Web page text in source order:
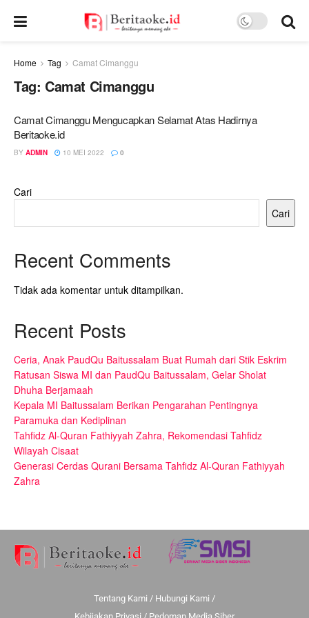
Home Tag Camat Cimanggu
Tag: Camat Cimanggu
Camat Cimanggu Mengucapkan Selamat Atas Hadirnya
Beritaoke.id
BY ADMIN 10 MEI 2022 0
Cari
Cari
Recent Comments
Tidak ada komentar untuk ditampilkan.
Recent Posts
Ceria, Anak PaudQu Baitussalam Buat Rumah dari Stik Eskrim
Ratusan Siswa MI dan PaudQu Baitussalam, Gelar Sholat
Dhuha Berjamaah
Kepala MI Baitussalam Berikan Pengarahan Pentingnya
Paramuka dan Kediplinan
Tahfidz Al-Quran Fathiyyah Zahra, Rekomendasi Tahfidz
Wilayah Cisaat
Generasi Cerdas Qurani Bersama Tahfidz Al-Quran Fathiyyah
Zahra
Tentang Kami / Hubungi Kami /